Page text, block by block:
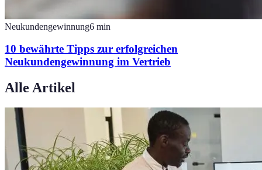
Neukundengewinnung6 min
10 bewährte Tipps zur erfolgreichen
Neukundengewinnung im Vertrieb
Alle Artikel